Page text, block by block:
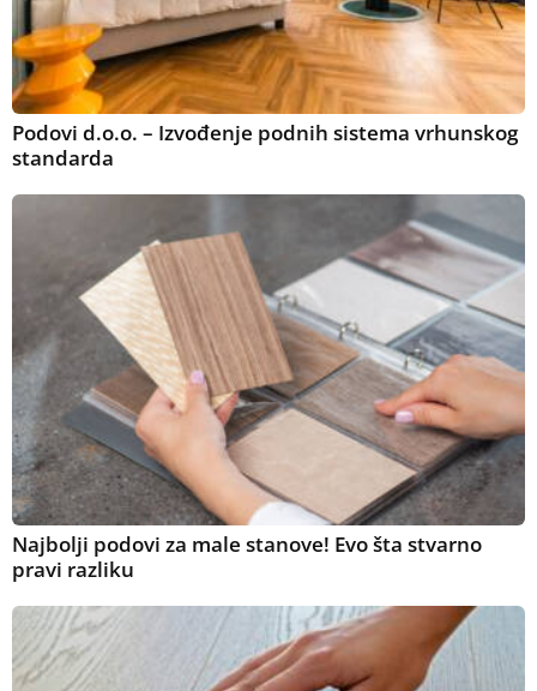
Podovi d.o.o. – Izvođenje podnih sistema vrhunskog
standarda
Najbolji podovi za male stanove! Evo šta stvarno
pravi razliku